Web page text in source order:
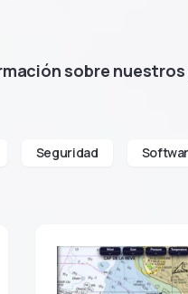
sobre
Seguridad